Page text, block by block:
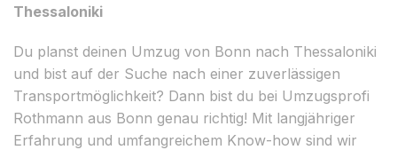
Thessaloniki
Du planst deinen Umzug von Bonn nach Thessaloniki
und bist auf der Suche nach einer zuverlässigen
Transportmöglichkeit? Dann bist du bei Umzugsprofi
Rothmann aus Bonn genau richtig! Mit langjähriger
Erfahrung und umfangreichem Know-how sind wir